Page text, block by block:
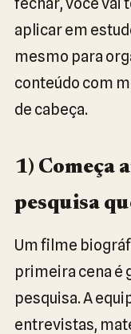
aplicar em
mesmo para
conteúdo com
de cabeça.
1) Começa
pesquisa
Um filme
primeira cena é
pesquisa. A
entrevistas,